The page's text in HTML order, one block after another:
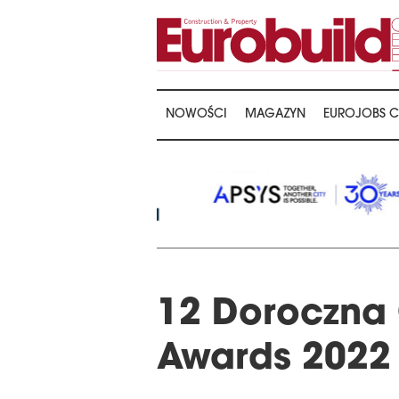
NOWOŚCI MAGAZYN EUROJOBS
12
Awards